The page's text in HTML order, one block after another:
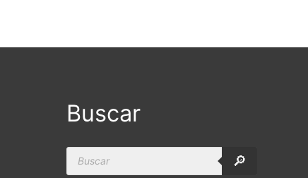
Buscar
Products
search
🔎